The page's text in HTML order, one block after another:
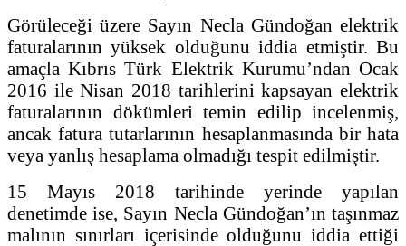
Görüleceği üzere Sayın Necla Gündoğan elektrik
faturalarının yüksek olduğunu iddia etmiştir. Bu
amaçla Kıbrıs Türk Elektrik Kurumu’ndan Ocak
2016 ile Nisan 2018 tarihlerini kapsayan elektrik
faturalarının dökümleri temin edilip incelenmiş,
ancak fatura tutarlarının hesaplanmasında bir hata
veya yanlış hesaplama olmadığı tespit edilmiştir.
15 Mayıs 2018 tarihinde yerinde yapılan
denetimde ise, Sayın Necla Gündoğan’ın taşınmaz
malının sınırları içerisinde olduğunu iddia ettiği